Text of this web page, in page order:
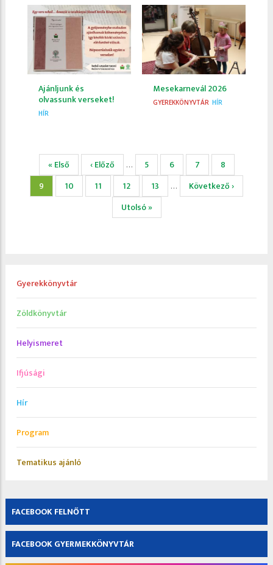
Ajánljunk és
olvassunk verseket!
HÍR
Mesekarnevál 2026
GYEREKKÖNYVTÁR HÍR
Oldalszámozás
Első
oldal
« Első
Előző
oldal
‹ Előző … Page
5 Page
6 Page
7 Page
8
Jelenlegi
oldal
9 Page
10 Page
11 Page
12 Page
13 …
Következő
oldal
Következő ›
Utolsó
oldal
Utolsó »
Gyerekkönyvtár
Zöldkönyvtár
Helyismeret
Ifjúsági
Hír
Program
Tematikus ajánló
FACEBOOK FELNŐTT
FACEBOOK GYERMEKKÖNYVTÁR